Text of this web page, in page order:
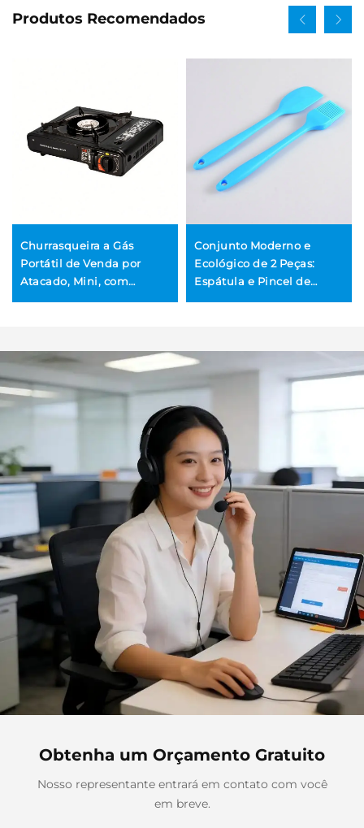
Produtos Recomendados
Churrasqueira a Gás
Portátil de Venda por
Atacado, Mini, com
Conjunto Moderno e
Ecológico de 2 Peças:
Espátula e Pincel de
para Cozinha e Churrasco
Obtenha um Orçamento Gratuito
Nosso representante entrará em contato com você
em breve.